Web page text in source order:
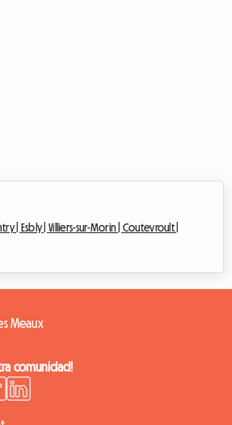
| Esbly |Villiers-sur-Morin | Coutevroult |
Meaux
comunidad!